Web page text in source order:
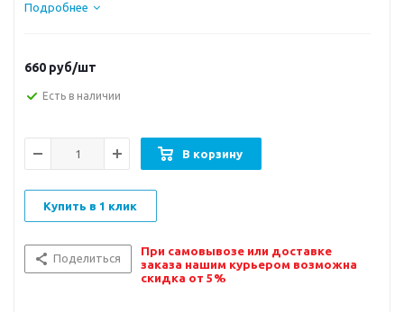
Подробнее
660 руб/шт
Есть в наличии
В корзину
Купить в 1 клик
Поделиться
При самовывозе или доставке
заказа нашим курьером возможна
скидка от 5%